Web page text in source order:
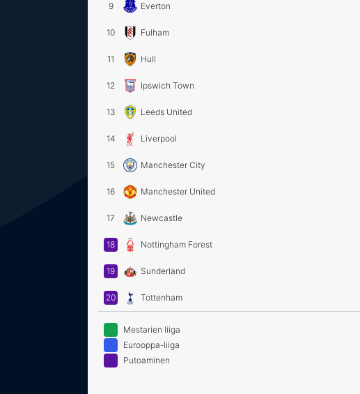
9 Everton
10 Fulham
11 Hull
12 Ipswich Town
13 Leeds United
14 Liverpool
15 Manchester City
16 Manchester United
17 Newcastle
18 Nottingham Forest
19 Sunderland
20 Tottenham
Mestarien liiga
Eurooppa-liiga
Putoaminen